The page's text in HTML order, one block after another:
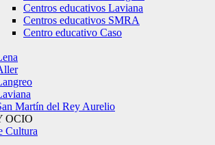
Centros educativos Laviana
Centros educativos SMRA
Centro educativo Caso
Martín del Rey Aurelio
OCIO
Cultura